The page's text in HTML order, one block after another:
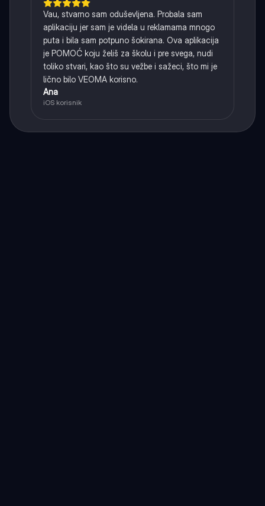
Vau, stvarno sam oduševljena. Probala sam
aplikaciju jer sam je videla u reklamama mnogo
puta i bila sam potpuno šokirana. Ova aplikacija
je POMOĆ koju želiš za školu i pre svega, nudi
toliko stvari, kao što su vežbe i sažeci, što mi je
lično bilo VEOMA korisno.
Ana
iOS korisnik